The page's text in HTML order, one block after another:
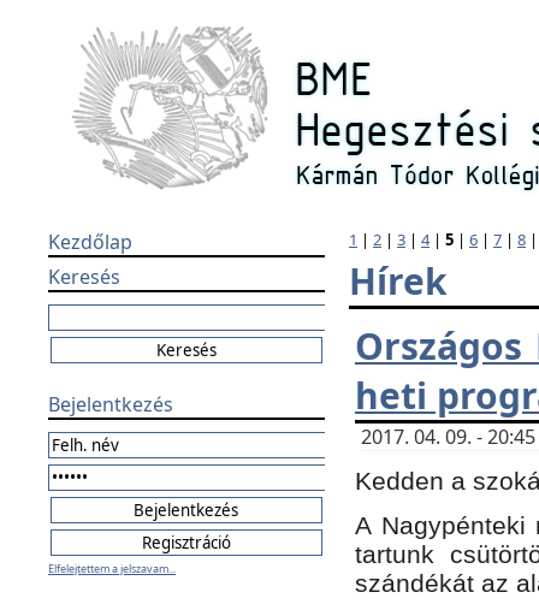
Kezdőlap
Keresés
Bejelentkezés
Elfelejtettem a jelszavam...
1 | 2 | 3 | 4| 5 | 6 | 7 | 8
Hírek
Országos
heti
2017. 04. 09. -
Kedden a
A Nagypénteki
tartunk
szándékát az